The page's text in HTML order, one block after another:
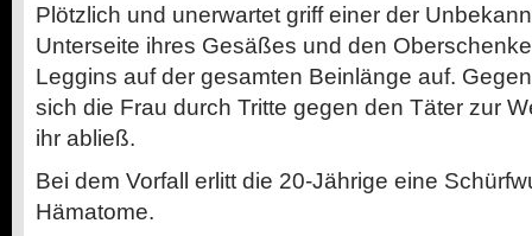
Plötzlich und unerwartet griff einer der
Unterseite ihres Gesäßes und den
Leggins auf der gesamten Beinlänge auf.
sich die Frau durch Tritte gegen den Täter zur
ihr abließ.
Bei dem Vorfall erlitt die 20-Jährige eine
Hämatome.